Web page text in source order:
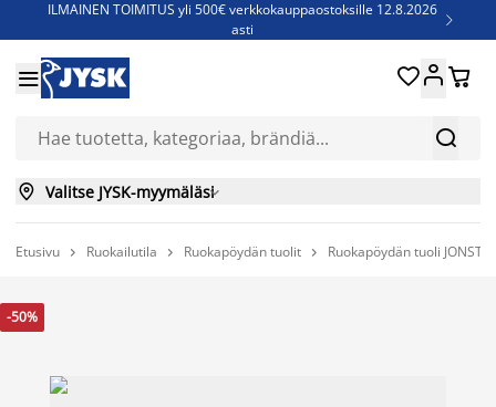
ILMAINEN TOIMITUS yli 500€ verkkokauppaostoksille 12.8.2026
asti

Jenkkisänkyjä - Säästä jopa 60%


 
 Valitse JYSK-myymäläsi
Etusivu  Ruokailutila  Ruokapöydän tuolit  Ruokapöydän tuoli
-50%